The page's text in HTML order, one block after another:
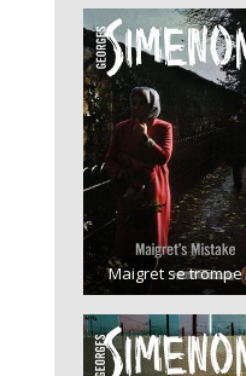
Maigret se trompe